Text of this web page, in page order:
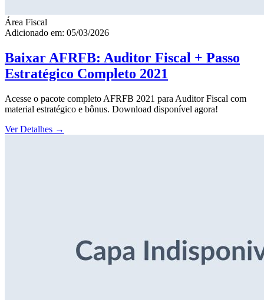
Área Fiscal
Adicionado em: 05/03/2026
Baixar AFRFB: Auditor Fiscal + Passo
Estratégico Completo 2021
Acesse o pacote completo AFRFB 2021 para Auditor Fiscal com
material estratégico e bônus. Download disponível agora!
Ver Detalhes →